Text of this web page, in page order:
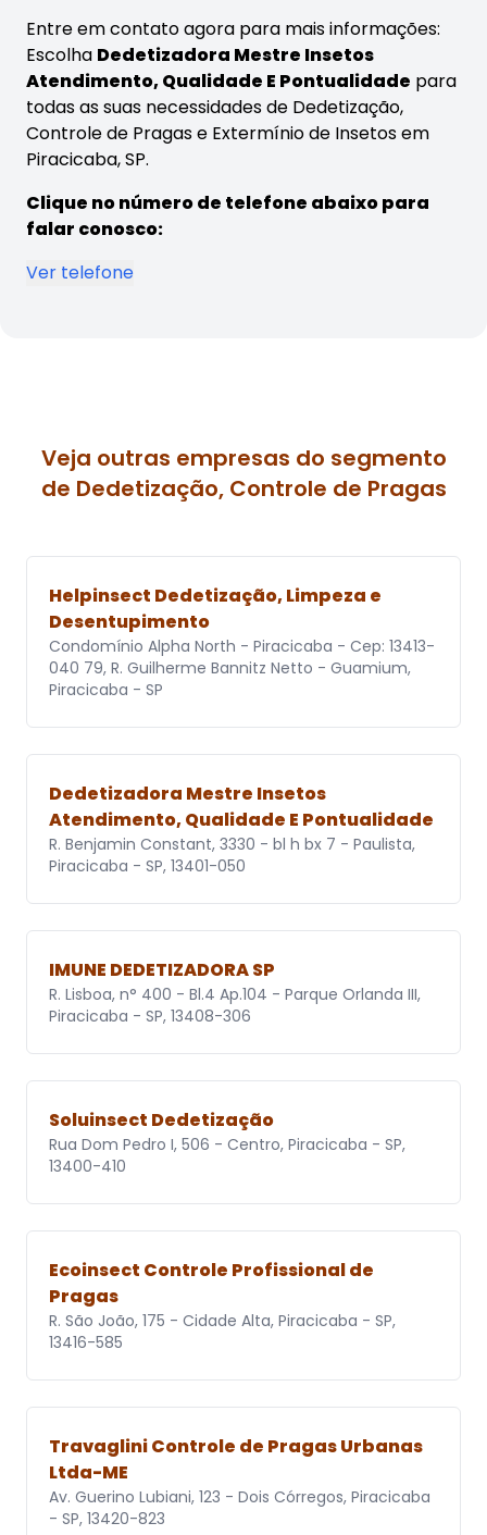
Entre em contato agora para mais informações:
Escolha Dedetizadora Mestre Insetos
Atendimento, Qualidade E Pontualidade para
todas as suas necessidades de Dedetização,
Controle de Pragas e Extermínio de Insetos em
Piracicaba, SP.
Clique no número de telefone abaixo para
falar conosco:
Ver telefone
Veja outras empresas do segmento
de Dedetização, Controle de Pragas
Helpinsect Dedetização, Limpeza e
Desentupimento
Condomínio Alpha North - Piracicaba - Cep: 13413-
040 79, R. Guilherme Bannitz Netto - Guamium,
Piracicaba - SP
Dedetizadora Mestre Insetos
Atendimento, Qualidade E Pontualidade
R. Benjamin Constant, 3330 - bl h bx 7 - Paulista,
Piracicaba - SP, 13401-050
IMUNE DEDETIZADORA SP
R. Lisboa, n° 400 - Bl.4 Ap.104 - Parque Orlanda III,
Piracicaba - SP, 13408-306
Soluinsect Dedetização
Rua Dom Pedro I, 506 - Centro, Piracicaba - SP,
13400-410
Ecoinsect Controle Profissional de
Pragas
R. São João, 175 - Cidade Alta, Piracicaba - SP,
13416-585
Travaglini Controle de Pragas Urbanas
Ltda-ME
Av. Guerino Lubiani, 123 - Dois Córregos, Piracicaba
- SP, 13420-823